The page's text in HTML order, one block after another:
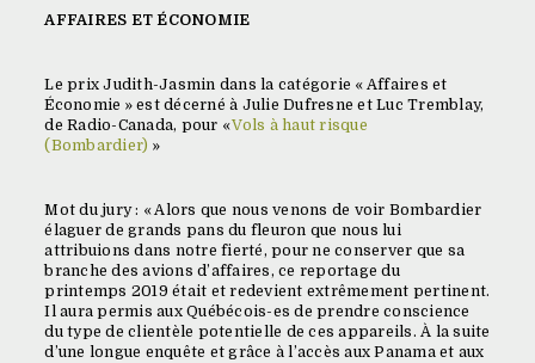
AFFAIRES ET ÉCONOMIE
Le prix Judith-Jasmin dans la catégorie « Affaires et
Économie » est décerné à Julie Dufresne et Luc Tremblay,
de Radio-Canada, pour «Vols à haut risque
(Bombardier) »
Mot du jury : « Alors que nous venons de voir Bombardier
élaguer de grands pans du fleuron que nous lui
attribuions dans notre fierté, pour ne conserver que sa
branche des avions d’affaires, ce reportage du
printemps 2019 était et redevient extrêmement pertinent.
Il aura permis aux Québécois-es de prendre conscience
du type de clientèle potentielle de ces appareils. À la suite
d’une longue enquête et grâce à l’accès aux Panama et aux